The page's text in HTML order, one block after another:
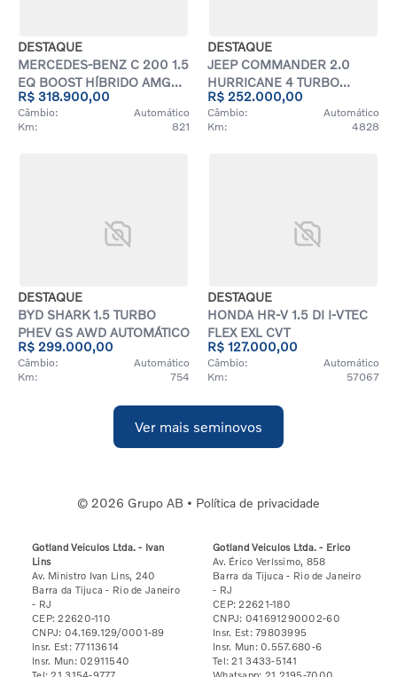
DESTAQUE
MERCEDES-BENZ C 200 1.5
EQ BOOST HÍBRIDO AMG
LINE 9G-TRONIC
R$ 318.900,00
Câmbio:
Automático
Km:
821
DESTAQUE
JEEP COMMANDER 2.0
HURRICANE 4 TURBO
GASOLINA BLACKHAWK
AT9
R$ 252.000,00
Câmbio:
Automático
Km:
4828
DESTAQUE
BYD SHARK 1.5 TURBO
PHEV GS AWD AUTOMÁTICO
R$ 299.000,00
Câmbio:
Automático
Km:
754
DESTAQUE
HONDA HR-V 1.5 DI I-VTEC
FLEX EXL CVT
R$ 127.000,00
Câmbio:
Automático
Km:
57067
Ver mais seminovos
© 2026 Grupo AB • Política de privacidade
Gotland Veiculos Ltda. - Ivan
Lins
Av. Ministro Ivan Lins, 240
Barra da Tijuca - Rio de Janeiro
- RJ
CEP: 22620-110
CNPJ: 04.169.129/0001-89
Insr. Est: 77113614
Insr. Mun: 02911540
Gotland Veiculos Ltda. - Erico
Av. Érico Veríssimo, 858
Barra da Tijuca - Rio de Janeiro
- RJ
CEP: 22621-180
CNPJ: 041691290002-60
Insr. Est: 79803995
Insr. Mun: 0.557.680-6
Tel: 21 3433-5141